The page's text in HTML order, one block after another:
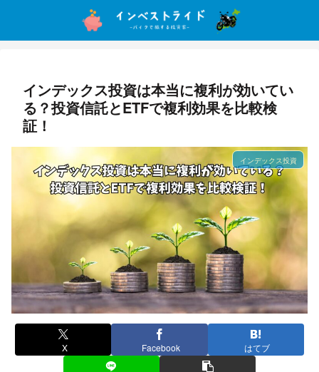
インデックス投資は本当に複利が効いてい
る？投資信託とETFで複利効果を比較検
証！
インデックス投資
X Facebook はてブ